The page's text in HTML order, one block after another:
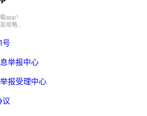
app！
攻略、
号
举报中心
报受理中心
议